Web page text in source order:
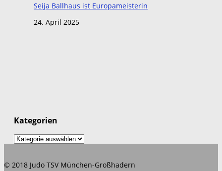
Seija Ballhaus ist Europameisterin
24. April 2025
Kategorien
Kategorien
© 2018 Judo TSV München-Großhadern